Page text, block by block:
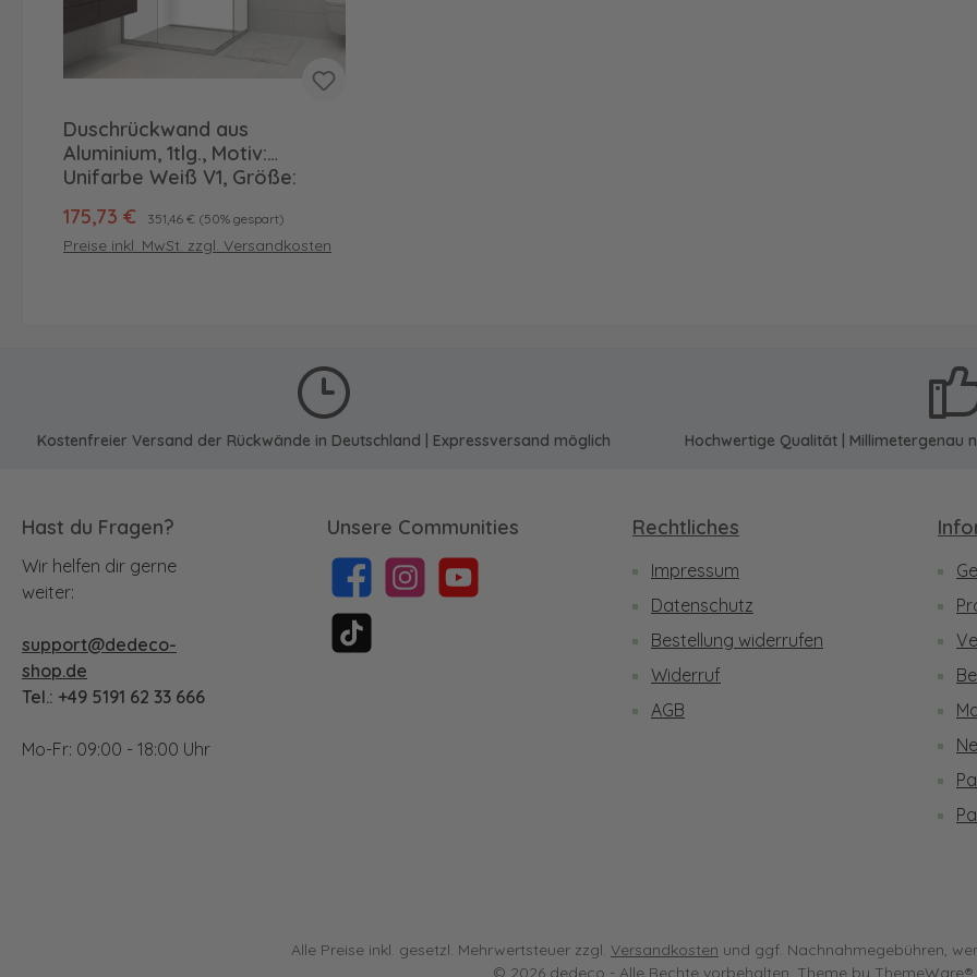
Duschrückwand aus
Aluminium, 1tlg., Motiv:
Unifarbe Weiß V1, Größe:
(B-Ware)
Verkaufspreis:
175,73 € 351,46 € (50% gespart)
Preise inkl. MwSt. zzgl. Versandkosten
Kostenfreier Versand der Rückwände in Deutschland | Expressversand möglich Hochwertige Qualität | Millimetergenau
Rechtliches
Impressum
Datenschutz
Bestellung widerrufen
Widerruf
AGB
Hast du Fragen?
Wir helfen dir gerne
weiter:
support@dedeco-
shop.de
Tel.: +49 5191 62 33 666
Mo-Fr: 09:00 - 18:00 Uhr
Unsere Communities
FacebookInstagramYouTube
TikTok
Alle Preise inkl. gesetzl. Mehrwertsteuer zzgl. Versandkosten und ggf. Nachnahmegebühren,
© 2026 dedeco - Alle Rechte vorbehalten. Theme by ThemeWare®